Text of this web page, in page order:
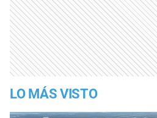
LO MÁS VISTO